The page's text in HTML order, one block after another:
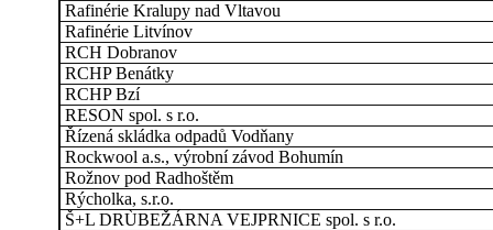
Rafinérie Kralupy nad Vltavou
Rafinérie Litvínov
RCH Dobranov
RCHP Benátky
RCHP Bzí
RESON spol. s r.o.
Řízená skládka odpadů Vodňany
Rockwool a.s., výrobní závod Bohumín
Rožnov pod Radhoštěm
Rýcholka, s.r.o.
Š+L DRÙBEŽÁRNA VEJPRNICE spol. s r.o.